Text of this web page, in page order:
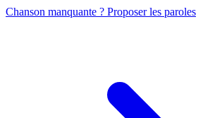
Chanson manquante ? Proposer les paroles